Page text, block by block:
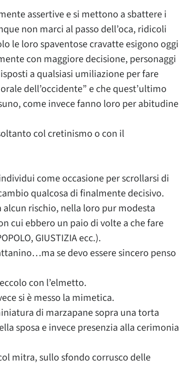
assertive e si mettono a sbattere i
non marci al passo dell’oca, ridicoli
le loro spaventose cravatte esigono oggi
con maggiore decisione, personaggi
a qualsiasi umiliazione per fare
dell’occidente” e che quest’ultimo
come invece fanno loro per abitudine
col cretinismo o con il
come occasione per scrollarsi di
qualcosa di finalmente decisivo.
alcun rischio, nella loro pur modesta
cui ebbero un paio di volte a che fare
GIUSTIZIA ecc.).
se devo essere sincero penso
con l’elmetto.
si è messo la mimetica.
di marzapane sopra una torta
sposa e invece presenzia alla cerimonia
mitra, sullo sfondo corrusco delle